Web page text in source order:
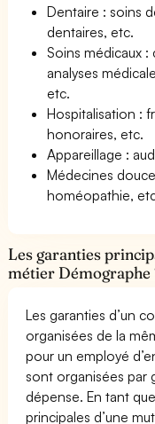
Dentaire : soins
dentaires, etc.
Soins médicaux
analyses
etc.
Hospitalisation :
honoraires, etc.
Appareillage :
Médecines
homéopathie,
Les garanties
métier Démographe
Les garanties d’un
organisées de la
pour un employé
sont organisées par
dépense. En tant
principales d’une